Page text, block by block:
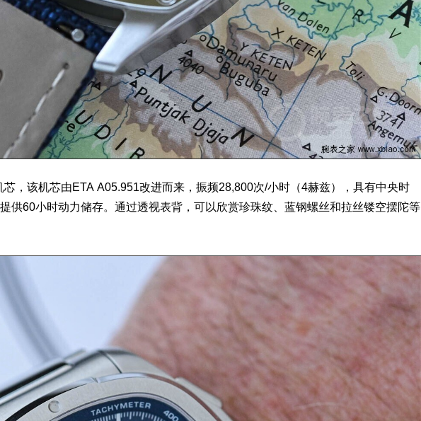
芯 ，该机芯由ETA A05.951改进而来，振频28,800次/小时（4赫兹），具有中央时
供60小时动力储存。通过透视表背，可以欣赏珍珠纹、蓝钢螺丝和拉丝镂空摆陀等
评